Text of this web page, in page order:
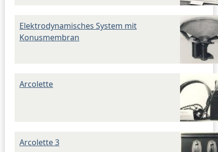
Elektrodynamisches System mit
Konusmembran
Arcolette
Arcolette 3